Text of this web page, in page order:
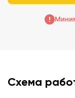
Схема